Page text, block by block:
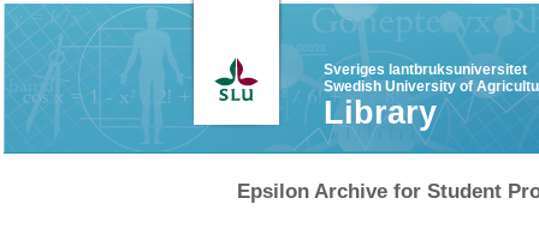
Sveriges lantbruksuniversitet
Swedish University of
Library
Epsilon Archive for Student